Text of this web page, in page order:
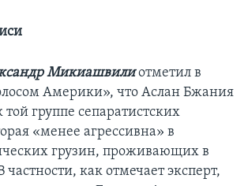
Микиашвилиотметил в
Америки», что Аслан Бжания
группе сепаратистских
«менее агрессивна» в
грузин, проживающих в
частности, как отмечает эксперт,